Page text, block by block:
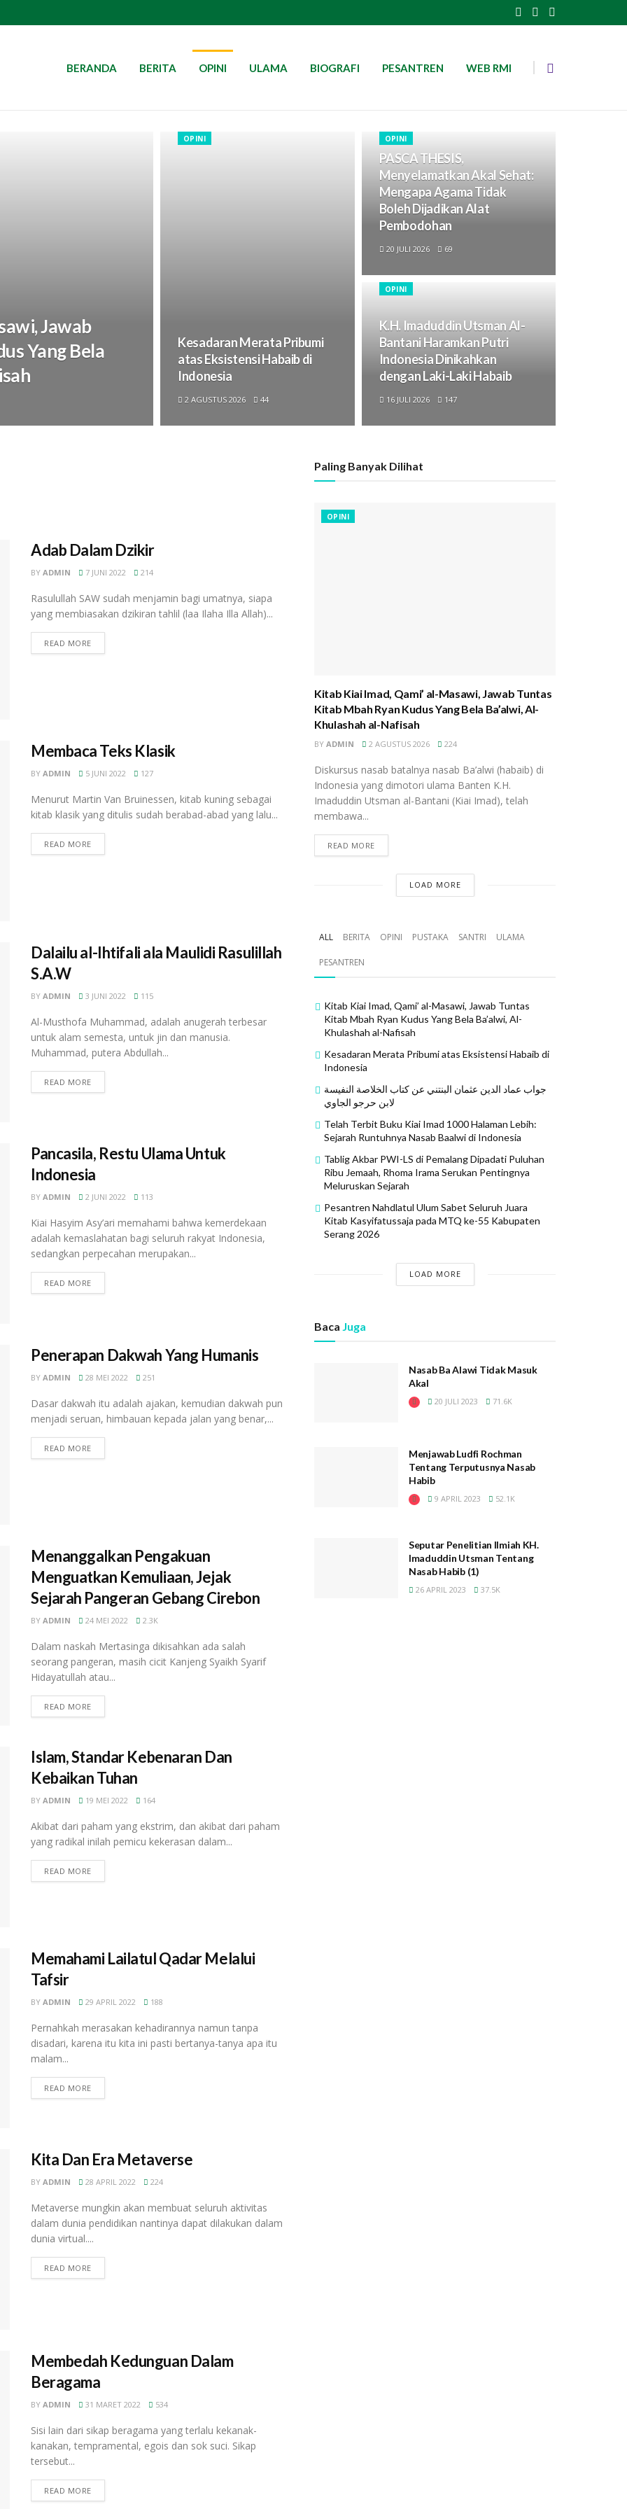
BERANDA BERITA OPINI ULAMA BIOGRAFI PESANTREN WEB RMI
Jawab
Yang Bela
OPINI
Kesadaran Merata Pribumi
atas Eksistensi Habaib di
Indonesia
2 AGUSTUS 2026 44
OPINI
PASCA THESIS,
Menyelamatkan Akal Sehat:
Mengapa Agama Tidak
Boleh Dijadikan Alat
Pembodohan
20 JULI 2026 69
OPINI
K.H. Imaduddin Utsman Al-
Bantani Haramkan Putri
Indonesia Dinikahkan
dengan Laki-Laki Habaib
16 JULI 2026 147
Adab Dalam Dzikir
BY ADMIN 7 JUNI 2022 214
Rasulullah SAW sudah menjamin bagi umatnya, siapa
yang membiasakan dzikiran tahlil (laa Ilaha Illa Allah)...
READ MORE
Membaca Teks Klasik
BY ADMIN 5 JUNI 2022 127
Menurut Martin Van Bruinessen, kitab kuning sebagai
kitab klasik yang ditulis sudah berabad-abad yang lalu...
READ MORE
Dalailu al-Ihtifali ala Maulidi Rasulillah
S.A.W
BY ADMIN 3 JUNI 2022 115
Al-Musthofa Muhammad, adalah anugerah terbesar
untuk alam semesta, untuk jin dan manusia.
Muhammad, putera Abdullah...
READ MORE
Pancasila, Restu Ulama Untuk
Indonesia
BY ADMIN 2 JUNI 2022 113
Kiai Hasyim Asy’ari memahami bahwa kemerdekaan
adalah kemaslahatan bagi seluruh rakyat Indonesia,
sedangkan perpecahan merupakan...
READ MORE
Penerapan Dakwah Yang Humanis
BY ADMIN 28 MEI 2022 251
Dasar dakwah itu adalah ajakan, kemudian dakwah pun
menjadi seruan, himbauan kepada jalan yang benar,...
READ MORE
Menanggalkan Pengakuan
Menguatkan Kemuliaan, Jejak
Sejarah Pangeran Gebang Cirebon
BY ADMIN 24 MEI 2022 2.3K
Dalam naskah Mertasinga dikisahkan ada salah
seorang pangeran, masih cicit Kanjeng Syaikh Syarif
Hidayatullah atau...
READ MORE
Islam, Standar Kebenaran Dan
Kebaikan Tuhan
BY ADMIN 19 MEI 2022 164
Akibat dari paham yang ekstrim, dan akibat dari paham
yang radikal inilah pemicu kekerasan dalam...
READ MORE
Memahami Lailatul Qadar Melalui
Tafsir
BY ADMIN 29 APRIL 2022 188
Pernahkah merasakan kehadirannya namun tanpa
disadari, karena itu kita ini pasti bertanya-tanya apa itu
malam...
READ MORE
Kita Dan Era Metaverse
BY ADMIN 28 APRIL 2022 224
Metaverse mungkin akan membuat seluruh aktivitas
dalam dunia pendidikan nantinya dapat dilakukan dalam
dunia virtual....
READ MORE
Membedah Kedunguan Dalam
Beragama
BY ADMIN 31 MARET 2022 534
Sisi lain dari sikap beragama yang terlalu kekanak-
kanakan, tempramental, egois dan sok suci. Sikap
tersebut...
READ MORE
Paling Banyak Dilihat
OPINI
Kitab Kiai Imad, Qami’ al-Masawi, Jawab Tuntas
Kitab Mbah Ryan Kudus Yang Bela Ba’alwi, Al-
Khulashah al-Nafisah
BY ADMIN 2 AGUSTUS 2026 224
Diskursus nasab batalnya nasab Ba’alwi (habaib) di
Indonesia yang dimotori ulama Banten K.H.
Imaduddin Utsman al-Bantani (Kiai Imad), telah
membawa...
READ MORE
LOAD MORE
ALL BERITA OPINI PUSTAKA SANTRI ULAMA
PESANTREN
Kitab Kiai Imad, Qami’ al-Masawi, Jawab Tuntas
Kitab Mbah Ryan Kudus Yang Bela Ba’alwi, Al-
Khulashah al-Nafisah
Kesadaran Merata Pribumi atas Eksistensi Habaib di
Indonesia
جواب عماد الدين عثمان البنتني عن كتاب الخلاصة النفيسة
لابن حرجو الجاوي
Telah Terbit Buku Kiai Imad 1000 Halaman Lebih:
Sejarah Runtuhnya Nasab Baalwi di Indonesia
Tablig Akbar PWI-LS di Pemalang Dipadati Puluhan
Ribu Jemaah, Rhoma Irama Serukan Pentingnya
Meluruskan Sejarah
Pesantren Nahdlatul Ulum Sabet Seluruh Juara
Kitab Kasyifatussaja pada MTQ ke-55 Kabupaten
Serang 2026
LOAD MORE
Baca Juga
Nasab Ba Alawi Tidak Masuk
Akal
20 JULI 2023 71.6K
Menjawab Ludfi Rochman
Tentang Terputusnya Nasab
Habib
9 APRIL 2023 52.1K
Seputar Penelitian Ilmiah KH.
Imaduddin Utsman Tentang
Nasab Habib (1)
26 APRIL 2023 37.5K